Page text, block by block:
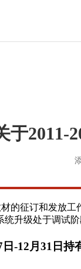
于2011-
的征订和发放工
统升级处于调试
日-12月31日持